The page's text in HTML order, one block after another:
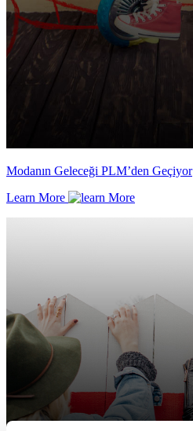
Modanın Geleceği PLM’den Geçiyor
Learn More